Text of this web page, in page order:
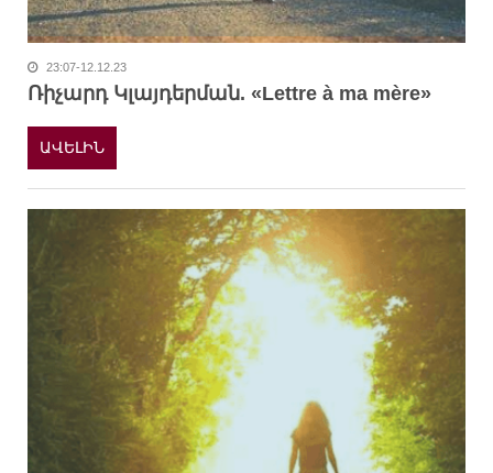
23:07-12.12.23
Ռիչարդ Կլայդերման. «Lettre à ma mère»
ԱՎԵԼԻՆ